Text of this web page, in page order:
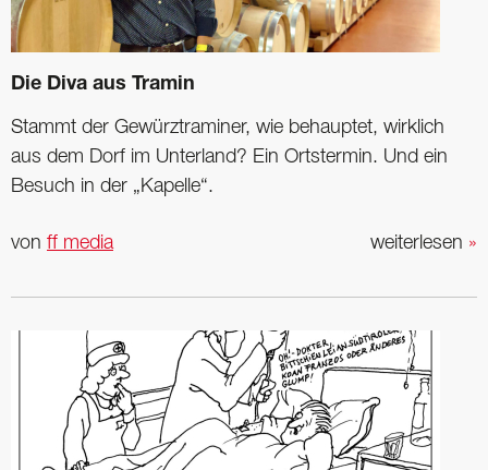
Die Diva aus Tramin
Stammt der Gewürztraminer, wie behauptet, wirklich
aus dem Dorf im Unterland? Ein Ortstermin. Und ein
Besuch in der „Kapelle“.
weiterlesen »
von ff media